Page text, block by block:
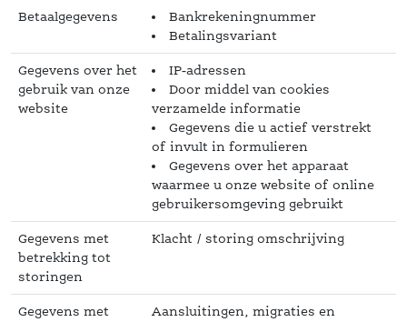
Betaalgegeven
Bankrekeningnummer
Betalingsvariant
Gegevens over het
gebruik van onze
website
IP-adressen
Door middel van cookies
verzamelde informatie
Gegevens die u actief verstrekt
of invult in formulieren
Gegevens over het apparaat
waarmee u onze website of online
gebruikersomgeving gebruikt
Gegevens met
betrekking tot
toringen
Klacht / storing omschrijving
Gegevens met
Aansluitingen, migraties en